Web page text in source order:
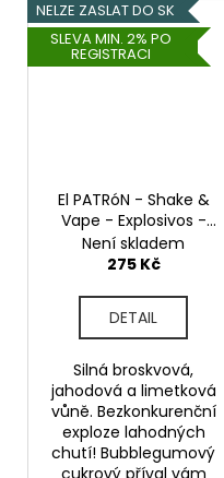
NELZE ZASLAT DO SK
SLEVA MIN. 2% PO
REGISTRACI
El PATRóN - Shake &
Vape - Explosivos -
20ml
Není skladem
275 Kč
DETAIL
Silná broskvová,
jahodová a limetková
vůně. Bezkonkurenční
exploze lahodných
chutí! Bubblegumový
cukrový příval vám